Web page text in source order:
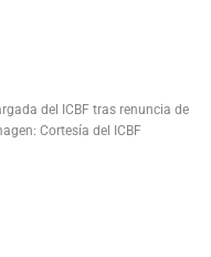
del ICBF tras renuncia de
Cortesía del ICBF